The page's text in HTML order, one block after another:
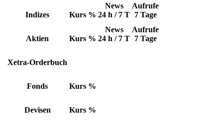
Indizes Kurs %
News
24 h / 7 T
Aufrufe
7 Tage
Aktien Kurs %
News
24 h / 7 T
Aufrufe
7 Tage
Xetra-Orderbuch
Fonds Kurs %
Devisen Kurs %